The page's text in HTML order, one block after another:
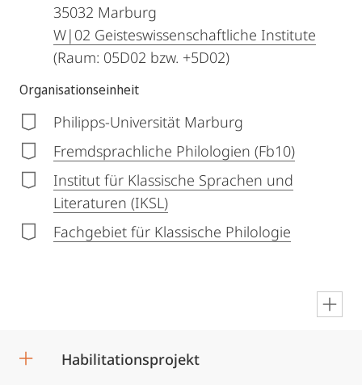
35032 Marburg
W|02 Geisteswissenschaftliche Institute
(Raum: 05D02 bzw. +5D02)
Organisationseinheit
Philipps-Universität Marburg
Fremdsprachliche Philologien (Fb10)
Institut für Klassische Sprachen und
Literaturen (IKSL)
Fachgebiet für Klassische Philologie
Habilitationsprojekt